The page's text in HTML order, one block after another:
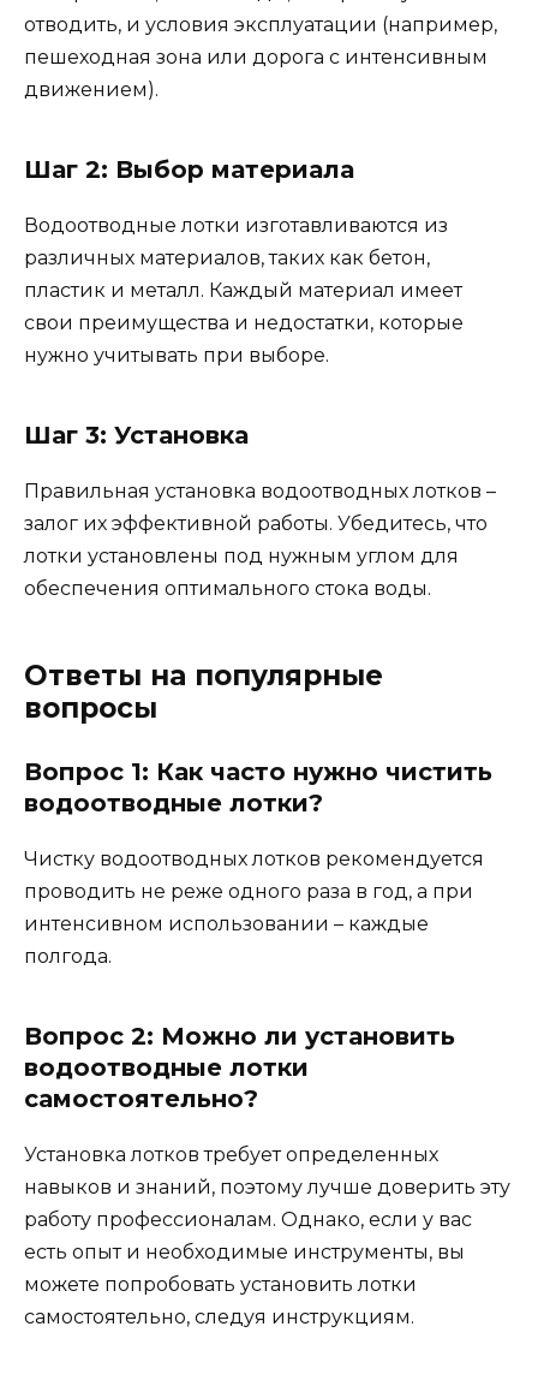
отводить, и условия эксплуатации (например,
пешеходная зона или дорога с интенсивным
движением).
Шаг 2: Выбор материала
Водоотводные лотки изготавливаются из
различных материалов, таких как бетон,
пластик и металл. Каждый материал имеет
свои преимущества и недостатки, которые
нужно учитывать при выборе.
Шаг 3: Установка
Правильная установка водоотводных лотков –
залог их эффективной работы. Убедитесь, что
лотки установлены под нужным углом для
обеспечения оптимального стока воды.
Ответы на популярные
вопросы
Вопрос 1: Как часто нужно чистить
водоотводные лотки?
Чистку водоотводных лотков рекомендуется
проводить не реже одного раза в год, а при
интенсивном использовании – каждые
полгода.
Вопрос 2: Можно ли установить
водоотводные лотки
самостоятельно?
Установка лотков требует определенных
навыков и знаний, поэтому лучше доверить эту
работу профессионалам. Однако, если у вас
есть опыт и необходимые инструменты, вы
можете попробовать установить лотки
самостоятельно, следуя инструкциям.